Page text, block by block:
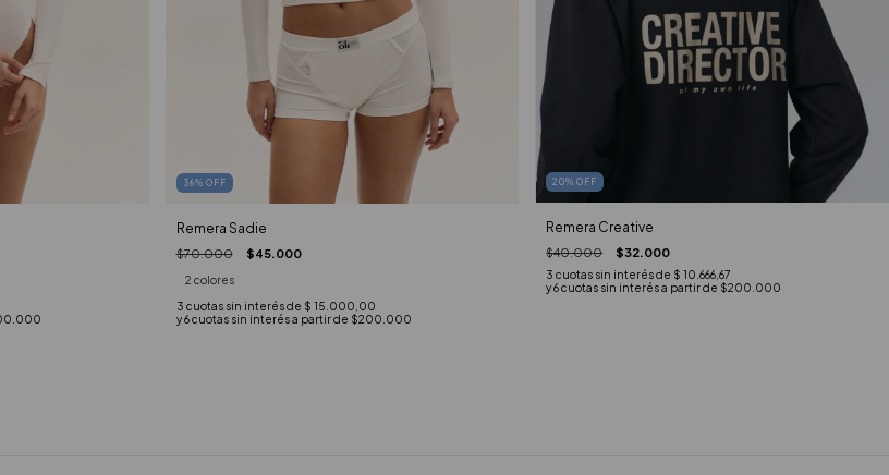
36% OFF
Remera Sadie
$70.000 $45.000
2 colores
3 cuotas sin interés de $ 15.000,00
20%OFF
Remera Creative
$40.000 $32.000
3 cuotas sin interés de $ 10.666,67